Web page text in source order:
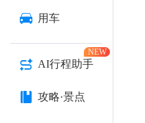
用车
AI行程助手
NEW
攻略·景点